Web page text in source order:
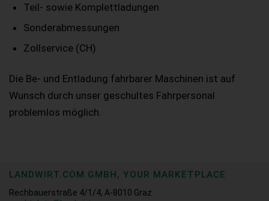
Teil- sowie Komplettladungen
Sonderabmessungen
Zollservice (CH)
Die Be- und Entladung fahrbarer Maschinen ist auf
Wunsch durch unser geschultes Fahrpersonal
problemlos möglich.
LANDWIRT.COM GMBH, YOUR MARKETPLACE
Rechbauerstraße 4/1/4, A-8010 Graz